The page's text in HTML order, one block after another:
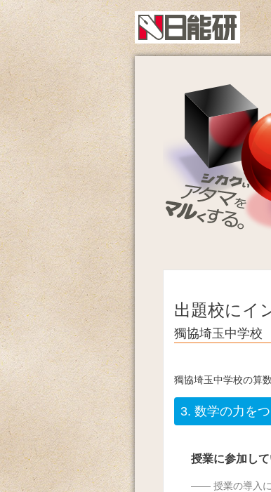
出題校にイ
獨協埼玉中学校
獨協埼玉中学校の算
3. 数学の力を
授業に参加し
授業の導入